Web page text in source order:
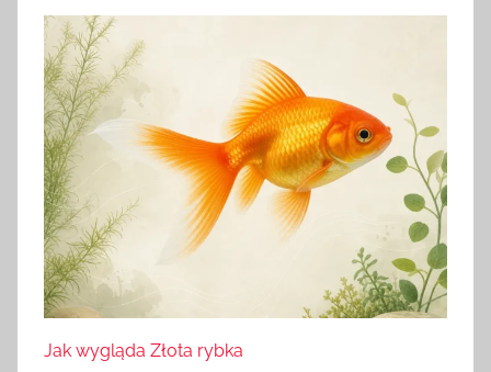
Jak wygląda Złota rybka